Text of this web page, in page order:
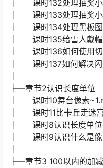
│ 课时132处理抽奖小
│ 课时133处理抽奖小
│ 课时134处理黑板图
│ 课时135给雪人戴帽
│ 课时136如何使用切
│ 课时137如何解决闪
├─章节2认识长度单位
│ 课时10舞台像素
│ 课时11比卡丘走迷
│ 课时8认识长度单位
│ 课时9认识什么是像
├─章节3 100以内的加